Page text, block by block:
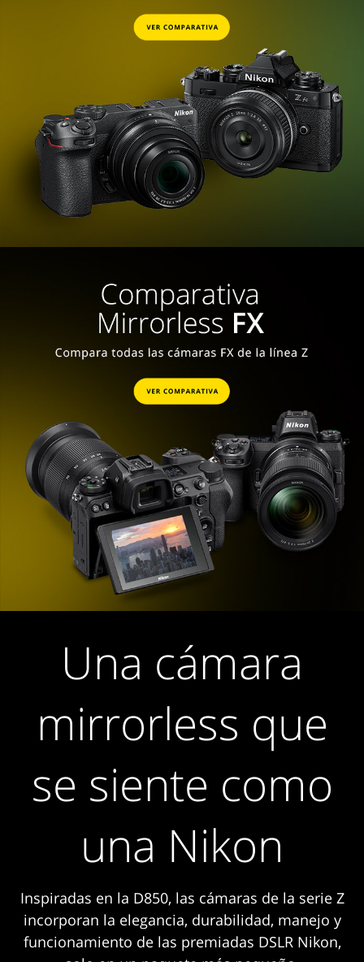
Una cámara
mirrorless que
se siente como
una Nikon
Inspiradas en la D850, las cámaras de la serie Z
incorporan la elegancia, durabilidad, manejo y
funcionamiento de las premiadas DSLR Nikon,